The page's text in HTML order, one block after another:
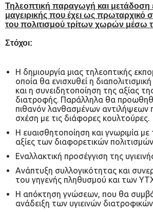
Τηλεοπτική παραγωγή και
μαγειρικής που έχει ως πρωταρχικό
του πολιτισμού τρίτων χωρών μέσω
Στόχοι:
Η δημιουργία μιας τηλεοπτικής
οποία θα ενισχυθεί η
και η συνειδητοποίηση της αξίας
διατροφής. Παράλληλα θα
πιθανόν λανθασμένων αντιλήψεων
σχέση με τις διάφορες
Η ευαισθητοποίηση και γνωριμία με
αξίες των διαφορετικών
Εναλλακτική προσέγγιση της
Ανάπτυξη συλλογικότητας και
του γηγενής πληθυσμού και των
Η απόκτηση γνώσεων, που θα
ανάδειξη των υγιεινών